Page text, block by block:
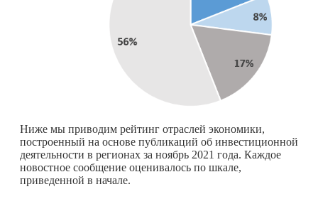
Ниже мы приводим рейтинг отраслей экономики,
построенный на основе публикаций об инвестиционной
деятельности в регионах за ноябрь 2021 года. Каждое
новостное сообщение оценивалось по шкале,
приведенной в начале.